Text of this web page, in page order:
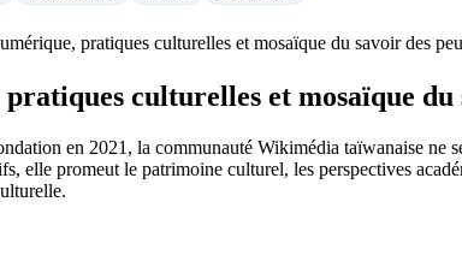
pratiques culturelles et mosaïque du savoir des
culturelles et mosaïque du
en 2021, la communauté Wikimédia taïwanaise ne
promeut le patrimoine culturel, les perspectives